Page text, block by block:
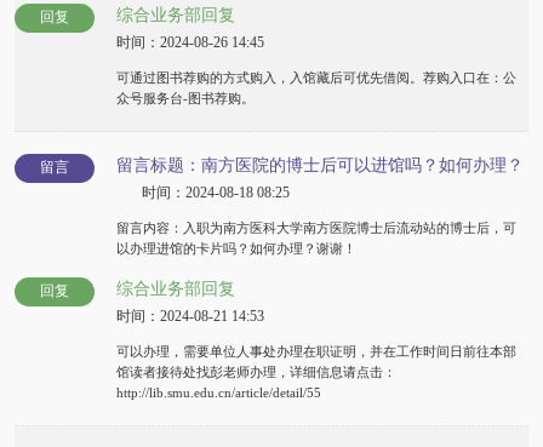
回复 综合业务部回复
时间：2024-08-26 14:45
可通过图书荐购的方式购入，入馆藏后可优先借阅。荐购入口在：公
众号服务台-图书荐购。
留言 留言标题：南方医院的博士后可以进馆吗？如何办理？
时间：2024-08-18 08:25
留言内容：入职为南方医科大学南方医院博士后流动站的博士后，可
以办理进馆的卡片吗？如何办理？谢谢！
回复 综合业务部回复
时间：2024-08-21 14:53
可以办理，需要单位人事处办理在职证明，并在工作时间日前往本部
馆读者接待处找彭老师办理，详细信息请点击：
http://lib.smu.edu.cn/article/detail/55